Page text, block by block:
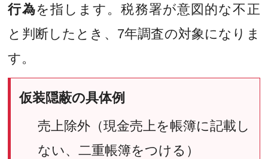
行為を指します。税務署が意図的な不正
と判断したとき、7年調査の対象になりま
す。
仮装隠蔽の具体例
売上除外（現金売上を帳簿に記載し
ない、二重帳簿をつける）